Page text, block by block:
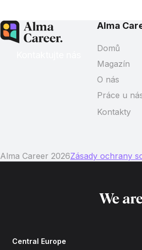
Alma
Domů
Magazín
O nás
Práce u
Kontakty
Alma Career 2026Zásady ochrany
We
Central Europe